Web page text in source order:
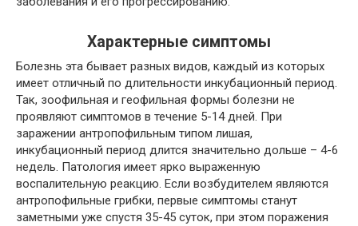
Характерные симптомы
Болезнь эта бывает разных видов, каждый из которых
имеет отличный по длительности инкубационный период.
Так, зоофильная и геофильная формы болезни не
проявляют симптомов в течение 5-14 дней. При
заражении антропофильным типом лишая,
инкубационный период длится значительно дольше – 4-6
недель. Патология имеет ярко выраженную
воспалительную реакцию. Если возбудителем являются
антропофильные грибки, первые симптомы станут
заметными уже спустя 35-45 суток, при этом поражения